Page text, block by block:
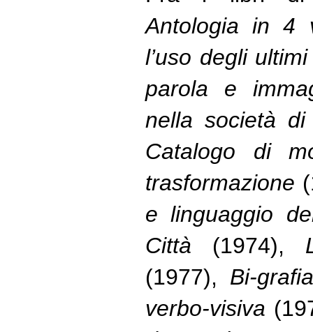
Antologia in 4
l’uso degli
parola e
nella società di
Catalogo di
trasformazione
e linguaggio
Città (1974),
(1977), Bi-
verbo-visiva